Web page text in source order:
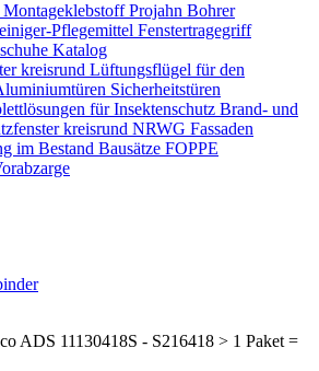
Montageklebstoff Projahn Bohrer
Pflegemittel Fenstertragegriff
Katalog
kreisrund Lüftungsflügel für den
Sicherheitstüren
für Insektenschutz Brand- und
kreisrund NRWG Fassaden
im Bestand Bausätze FOPPE
ADS 11130418S - S216418 > 1 Paket =